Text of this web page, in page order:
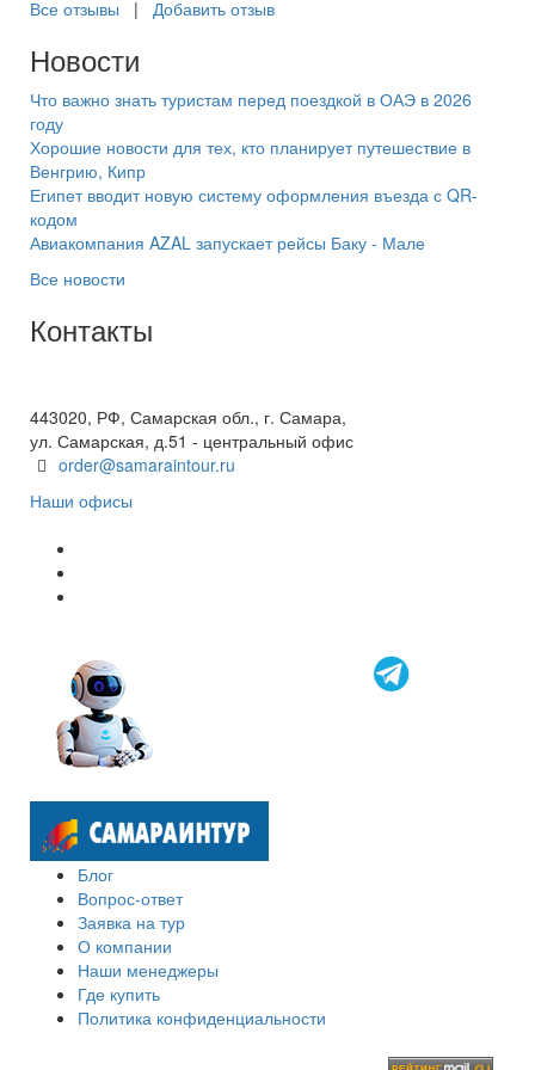
Все отзывы | Добавить отзыв
Новости
Что важно знать туристам перед поездкой в ОАЭ в 2026
году
Хорошие новости для тех, кто планирует путешествие в
Венгрию, Кипр
Египет вводит новую систему оформления въезда с QR-
кодом
Авиакомпания AZAL запускает рейсы Баку - Мале
Все новости
Контакты
443020, РФ, Самарская обл., г. Самара,
ул. Самарская, д.51 - центральный офис
order@samaraintour.ru
Наши офисы
Блог
Вопрос-ответ
Заявка на тур
О компании
Наши менеджеры
Где купить
Политика конфиденциальности